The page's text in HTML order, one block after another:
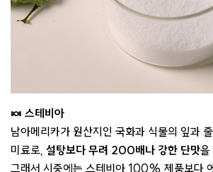
🍬 스테비아
남아메리카가 원산지인 국화과 식물의 잎과
미료로, 설탕보다 무려 200배나 강한 단맛을
그래서 시중에는 스테비아 100% 제품보다